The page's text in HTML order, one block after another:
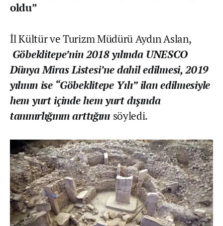
oldu”
İl Kültür ve Turizm Müdürü Aydın Aslan,
Göbeklitepe’nin 2018 yılında UNESCO
Dünya Miras Listesi’ne dahil edilmesi, 2019
yılının ise “Göbeklitepe Yılı” ilan edilmesiyle
hem yurt içinde hem yurt dışında
tanınırlığının arttığını söyledi.